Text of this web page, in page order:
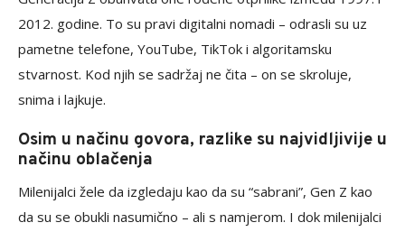
2012. godine. To su pravi digitalni nomadi – odrasli su uz
pametne telefone, YouTube, TikTok i algoritamsku
stvarnost. Kod njih se sadržaj ne čita – on se skroluje,
snima i lajkuje.
Osim u načinu govora, razlike su najvidljivije u
načinu oblačenja
Milenijalci žele da izgledaju kao da su “sabrani”, Gen Z kao
da su se obukli nasumično – ali s namjerom. I dok milenijalci